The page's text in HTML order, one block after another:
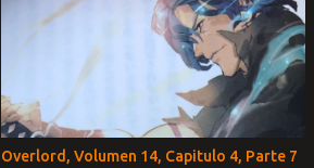
Capítulo 3: El último rey Parte 1 Parte 2
Parte 3 ...
Overlord, Volumen 14, Capitulo 4, Parte 7